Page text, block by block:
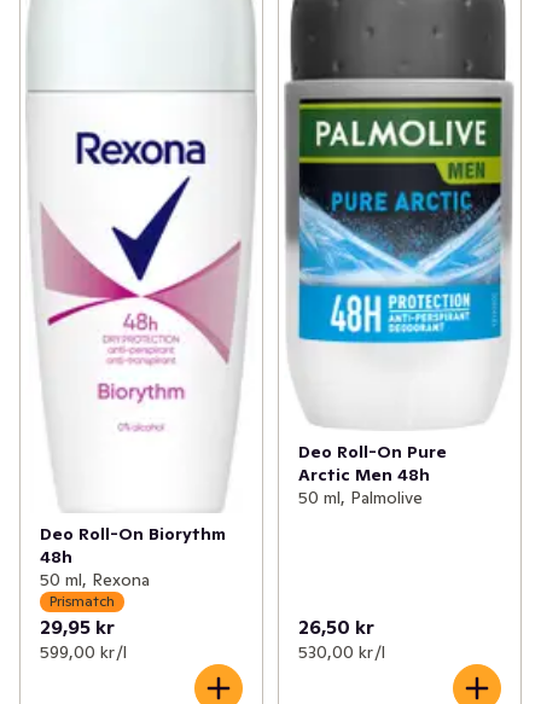
Deo Roll-On Biorythm
48h
50 ml, Rexona
Prismatch
29,95 kr
599,00 kr /l
Deo Roll-On Pure
Arctic Men 48h
50 ml, Palmolive
26,50 kr
530,00 kr /l